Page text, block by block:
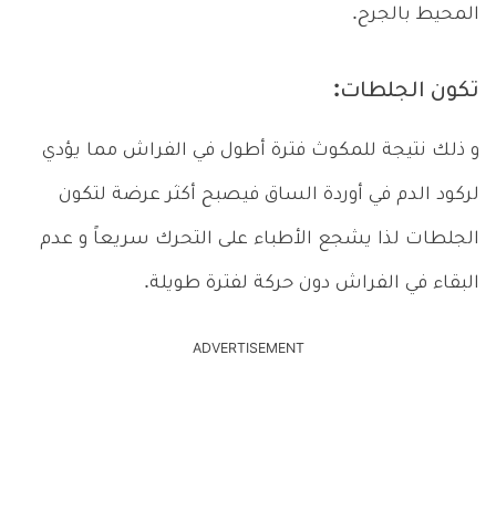
المحيط بالجرح.
تكون الجلطات:
و ذلك نتيجة للمكوث فترة أطول في الفراش مما يؤدي
لركود الدم في أوردة الساق فيصبح أكثر عرضة لتكون
الجلطات لذا يشجع الأطباء على التحرك سريعاً و عدم
البقاء في الفراش دون حركة لفترة طويلة.
ADVERTISEMENT